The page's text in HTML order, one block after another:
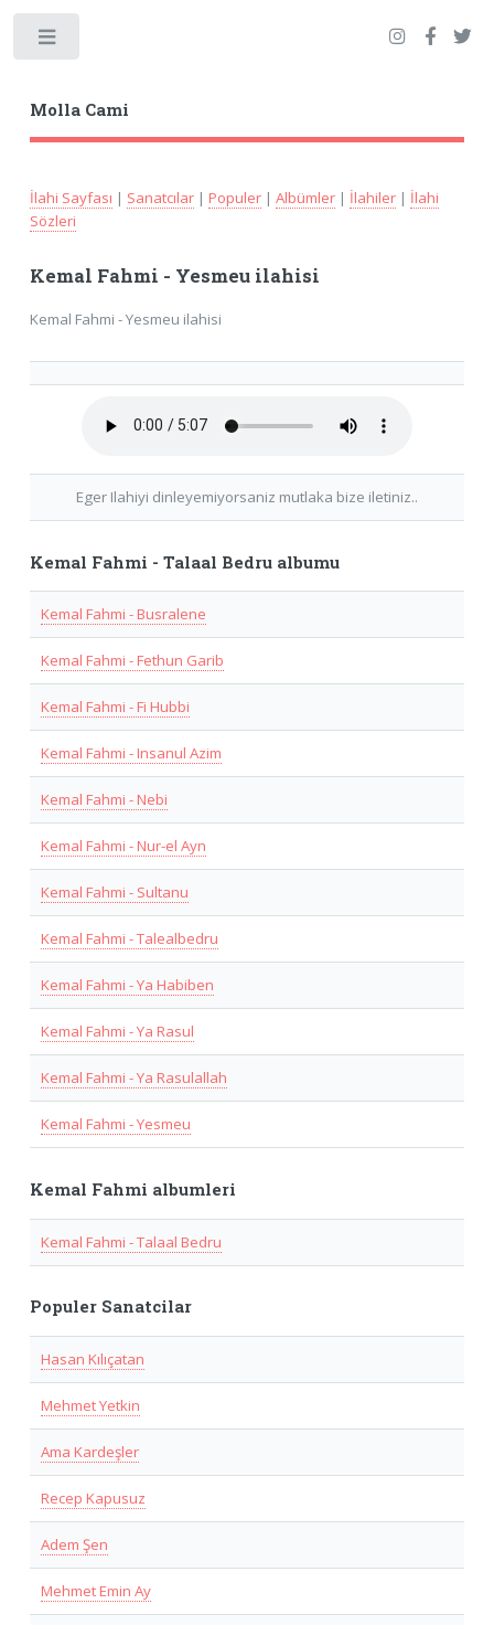
Molla Cami
İlahi Sayfası | Sanatcılar| Populer| Albümler| İlahiler| İlahi
Sözleri
Kemal Fahmi - Yesmeu ilahisi
Kemal Fahmi - Yesmeu ilahisi
Eger Ilahiyi dinleyemiyorsaniz mutlaka bize iletiniz..
Kemal Fahmi - Talaal Bedru albumu
Kemal Fahmi - Busralene
Kemal Fahmi - Fethun Garib
Kemal Fahmi - Fi Hubbi
Kemal Fahmi - Insanul Azim
Kemal Fahmi - Nebi
Kemal Fahmi - Nur-el Ayn
Kemal Fahmi - Sultanu
Kemal Fahmi - Talealbedru
Kemal Fahmi - Ya Habiben
Kemal Fahmi - Ya Rasul
Kemal Fahmi - Ya Rasulallah
Kemal Fahmi - Yesmeu
Kemal Fahmi albumleri
Kemal Fahmi - Talaal Bedru
Populer Sanatcilar
Hasan Kılıçatan
Mehmet Yetkin
Ama Kardeşler
Recep Kapusuz
Adem Şen
Mehmet Emin Ay